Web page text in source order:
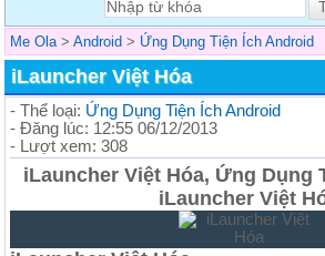
Me Ola > Android > Ứng Dụng Tiện Ích Android
iLauncher Việt Hóa
- Thể loại: Ứng Dụng Tiện Ích Android
- Đăng lúc: 12:55 06/12/2013
- Lượt xem: 308
iLauncher Việt Hóa, Ứng Dụng
iLauncher Việt